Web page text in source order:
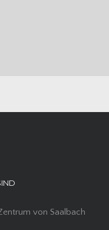
von Saalbach